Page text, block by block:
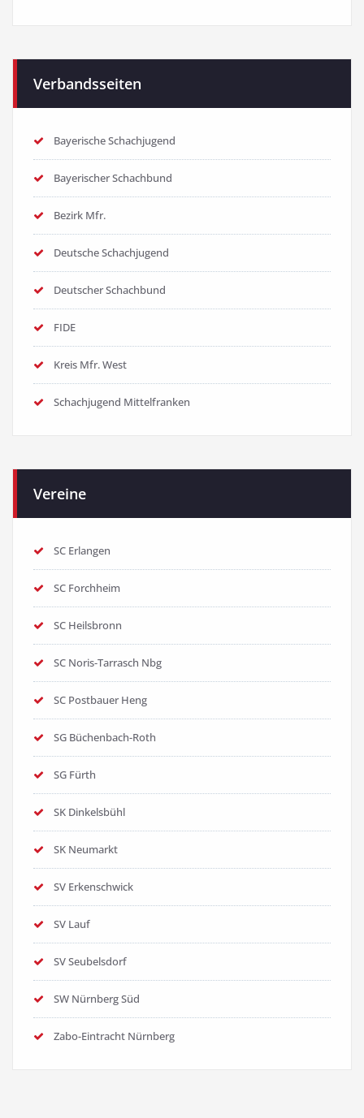
Verbandsseiten
Bayerische Schachjugend
Bayerischer Schachbund
Bezirk Mfr.
Deutsche Schachjugend
Deutscher Schachbund
FIDE
Kreis Mfr. West
Schachjugend Mittelfranken
Vereine
SC Erlangen
SC Forchheim
SC Heilsbronn
SC Noris-Tarrasch Nbg
SC Postbauer Heng
SG Büchenbach-Roth
SG Fürth
SK Dinkelsbühl
SK Neumarkt
SV Erkenschwick
SV Lauf
SV Seubelsdorf
SW Nürnberg Süd
Zabo-Eintracht Nürnberg